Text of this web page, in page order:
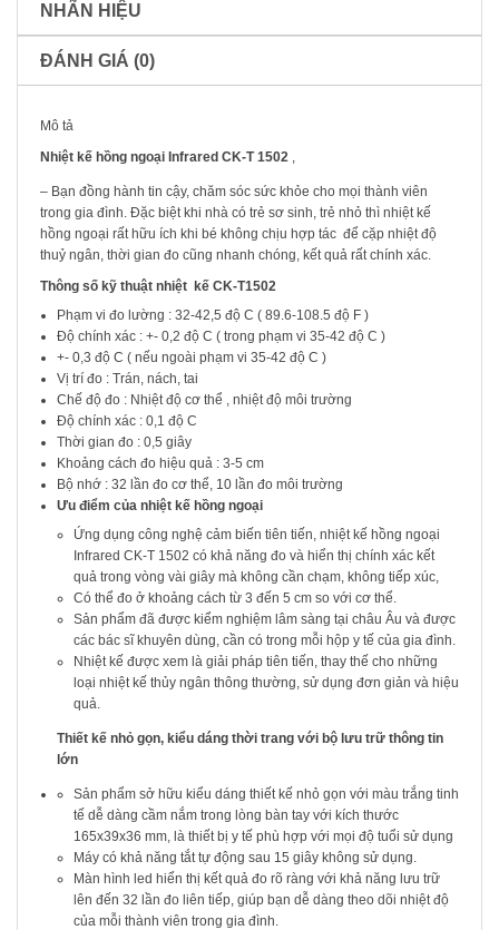
NHÃN HIỆU
ĐÁNH GIÁ (0)
Mô tả
Nhiệt kế hồng ngoại Infrared CK-T 1502 ,
– Bạn đồng hành tin cậy, chăm sóc sức khỏe cho mọi thành viên
trong gia đình. Đặc biệt khi nhà có trẻ sơ sinh, trẻ nhỏ thì nhiệt kế
hồng ngoại rất hữu ích khi bé không chịu hợp tác để cặp nhiệt độ
thuỷ ngân, thời gian đo cũng nhanh chóng, kết quả rất chính xác.
Thông số kỹ thuật nhiệt kế CK-T1502
Phạm vi đo lường : 32-42,5 độ C ( 89.6-108.5 độ F )
Độ chính xác : +- 0,2 độ C ( trong phạm vi 35-42 độ C )
+- 0,3 độ C ( nếu ngoài phạm vi 35-42 độ C )
Vị trí đo : Trán, nách, tai
Chế độ đo : Nhiệt độ cơ thể , nhiệt độ môi trường
Độ chính xác : 0,1 độ C
Thời gian đo : 0,5 giây
Khoảng cách đo hiệu quả : 3-5 cm
Bộ nhớ : 32 lần đo cơ thể, 10 lần đo môi trường
Ưu điểm của nhiệt kế hồng ngoại
Ứng dụng công nghệ cảm biến tiên tiến, nhiệt kế hồng ngoại
Infrared CK-T 1502 có khả năng đo và hiển thị chính xác kết
quả trong vòng vài giây mà không cần chạm, không tiếp xúc,
Có thể đo ở khoảng cách từ 3 đến 5 cm so với cơ thể.
Sản phẩm đã được kiểm nghiệm lâm sàng tại châu Âu và được
các bác sĩ khuyên dùng, cần có trong mỗi hộp y tế của gia đình.
Nhiệt kế được xem là giải pháp tiên tiến, thay thế cho những
loại nhiệt kế thủy ngân thông thường, sử dụng đơn giản và hiệu
quả.
Thiết kế nhỏ gọn, kiểu dáng thời trang với bộ lưu trữ thông tin
lớn
Sản phẩm sở hữu kiểu dáng thiết kế nhỏ gọn với màu trắng tinh
tế dễ dàng cầm nắm trong lòng bàn tay với kích thước
165x39x36 mm, là thiết bị y tế phù hợp với mọi độ tuổi sử dụng
Máy có khả năng tắt tự động sau 15 giây không sử dụng.
Màn hình led hiển thị kết quả đo rõ ràng với khả năng lưu trữ
lên đến 32 lần đo liên tiếp, giúp bạn dễ dàng theo dõi nhiệt độ
của mỗi thành viên trong gia đình.